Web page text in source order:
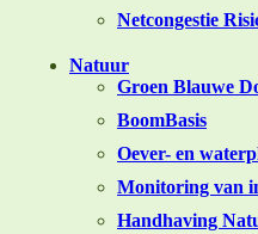
Netcongestie
Natuur
Groen Blauwe
BoomBasis
Oever- en
Monitoring van
Handhaving